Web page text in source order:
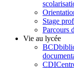
Stage
Parcours
Vie au lycée
BCD
CDI